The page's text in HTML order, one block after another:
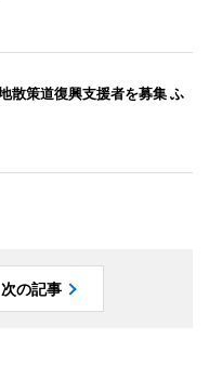
散策道復興支援者を募集 ふ
次の記事